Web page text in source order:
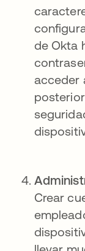
de Okta
acceder
Crear